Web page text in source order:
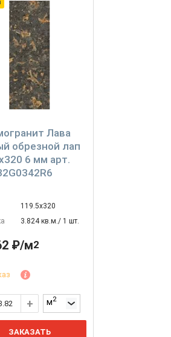
Лава
обрезной лап
6 мм арт.
119.5х320
3.824 кв.м./ 1 шт.
₽/м2
м2
ЗАКАЗАТЬ